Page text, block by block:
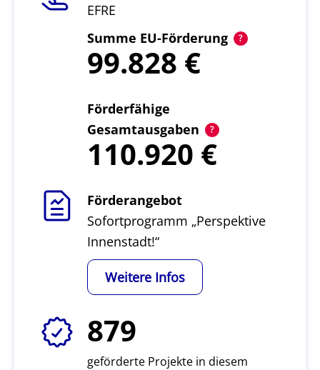
EFRE
Summe EU-Förderung
99.828
Förderfähige
Gesamtausgaben
110.920
Förderangebot
Sofortprogramm „Perspektive
Innenstadt!“
Weitere Infos
879
geförderte Projekte in diesem